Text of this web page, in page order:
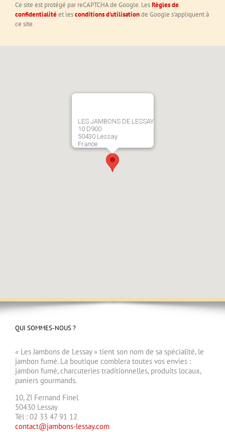
Ce site est protégé par reCAPTCHA de Google. LesRègles de
confidentialitéet lesconditions d'utilisationde Google s'appliquent à
ce site.
LES JAMBONS DE LESSAY
10 D900
50430 Lessay
France
QUI SOMMES-NOUS ?
« Les Jambons de Lessay » tient son nom de sa spécialité, le
jambon fumé. La boutique comblera toutes vos envies :
jambon fumé, charcuteries traditionnelles, produits locaux,
paniers gourmands.
10, ZI Fernand Finel
50430 Lessay
Tél : 02 33 47 91 12
contact@jambons-lessay.com